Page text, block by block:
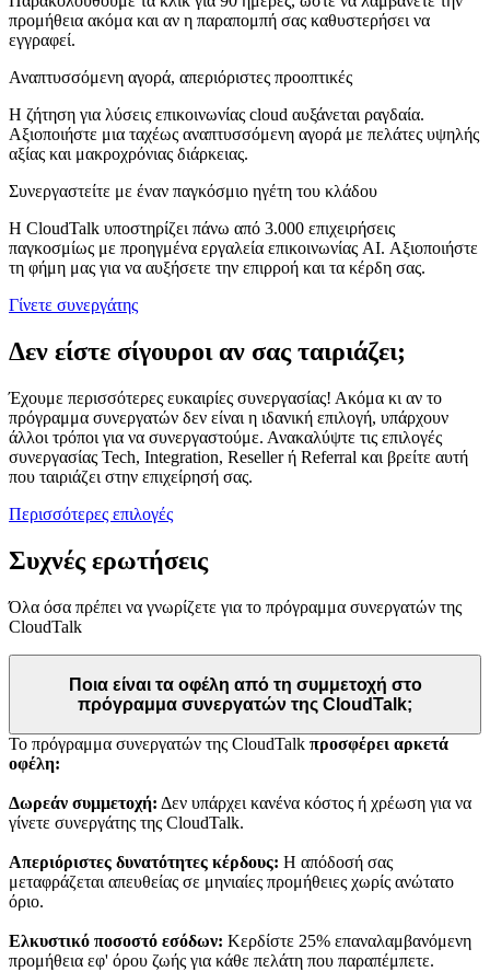
προμήθεια ακόμα και αν η παραπομπή σας καθυστερήσει να
εγγραφεί.
Αναπτυσσόμενη αγορά, απεριόριστες προοπτικές
Η ζήτηση για λύσεις επικοινωνίας cloud αυξάνεται ραγδαία.
Αξιοποιήστε μια ταχέως αναπτυσσόμενη αγορά με πελάτες υψηλής
αξίας και μακροχρόνιας διάρκειας.
Συνεργαστείτε με έναν παγκόσμιο ηγέτη του κλάδου
Η CloudTalk υποστηρίζει πάνω από 3.000 επιχειρήσεις
παγκοσμίως με προηγμένα εργαλεία επικοινωνίας AI. Αξιοποιήστε
τη φήμη μας για να αυξήσετε την επιρροή και τα κέρδη σας.
Γίνετε συνεργάτης
Δεν είστε σίγουροι αν σας ταιριάζει;
Έχουμε περισσότερες ευκαιρίες συνεργασίας! Ακόμα κι αν το
πρόγραμμα συνεργατών δεν είναι η ιδανική επιλογή, υπάρχουν
άλλοι τρόποι για να συνεργαστούμε. Ανακαλύψτε τις επιλογές
συνεργασίας Tech, Integration, Reseller ή Referral και βρείτε αυτή
που ταιριάζει στην επιχείρησή σας.
Περισσότερες επιλογές
Συχνές ερωτήσεις
Όλα όσα πρέπει να γνωρίζετε για το πρόγραμμα συνεργατών της
CloudTalk
Ποια είναι τα οφέλη από τη συμμετοχή στο
πρόγραμμα συνεργατών της CloudTalk;
Το πρόγραμμα συνεργατών της CloudTalk προσφέρει αρκετά
οφέλη:
Δωρεάν συμμετοχή: Δεν υπάρχει κανένα κόστος ή χρέωση για να
γίνετε συνεργάτης της CloudTalk.
Απεριόριστες δυνατότητες κέρδους: Η απόδοσή σας
μεταφράζεται απευθείας σε μηνιαίες προμήθειες χωρίς ανώτατο
όριο.
Ελκυστικό ποσοστό εσόδων: Κερδίστε 25% επαναλαμβανόμενη
προμήθεια εφ' όρου ζωής για κάθε πελάτη που παραπέμπετε.